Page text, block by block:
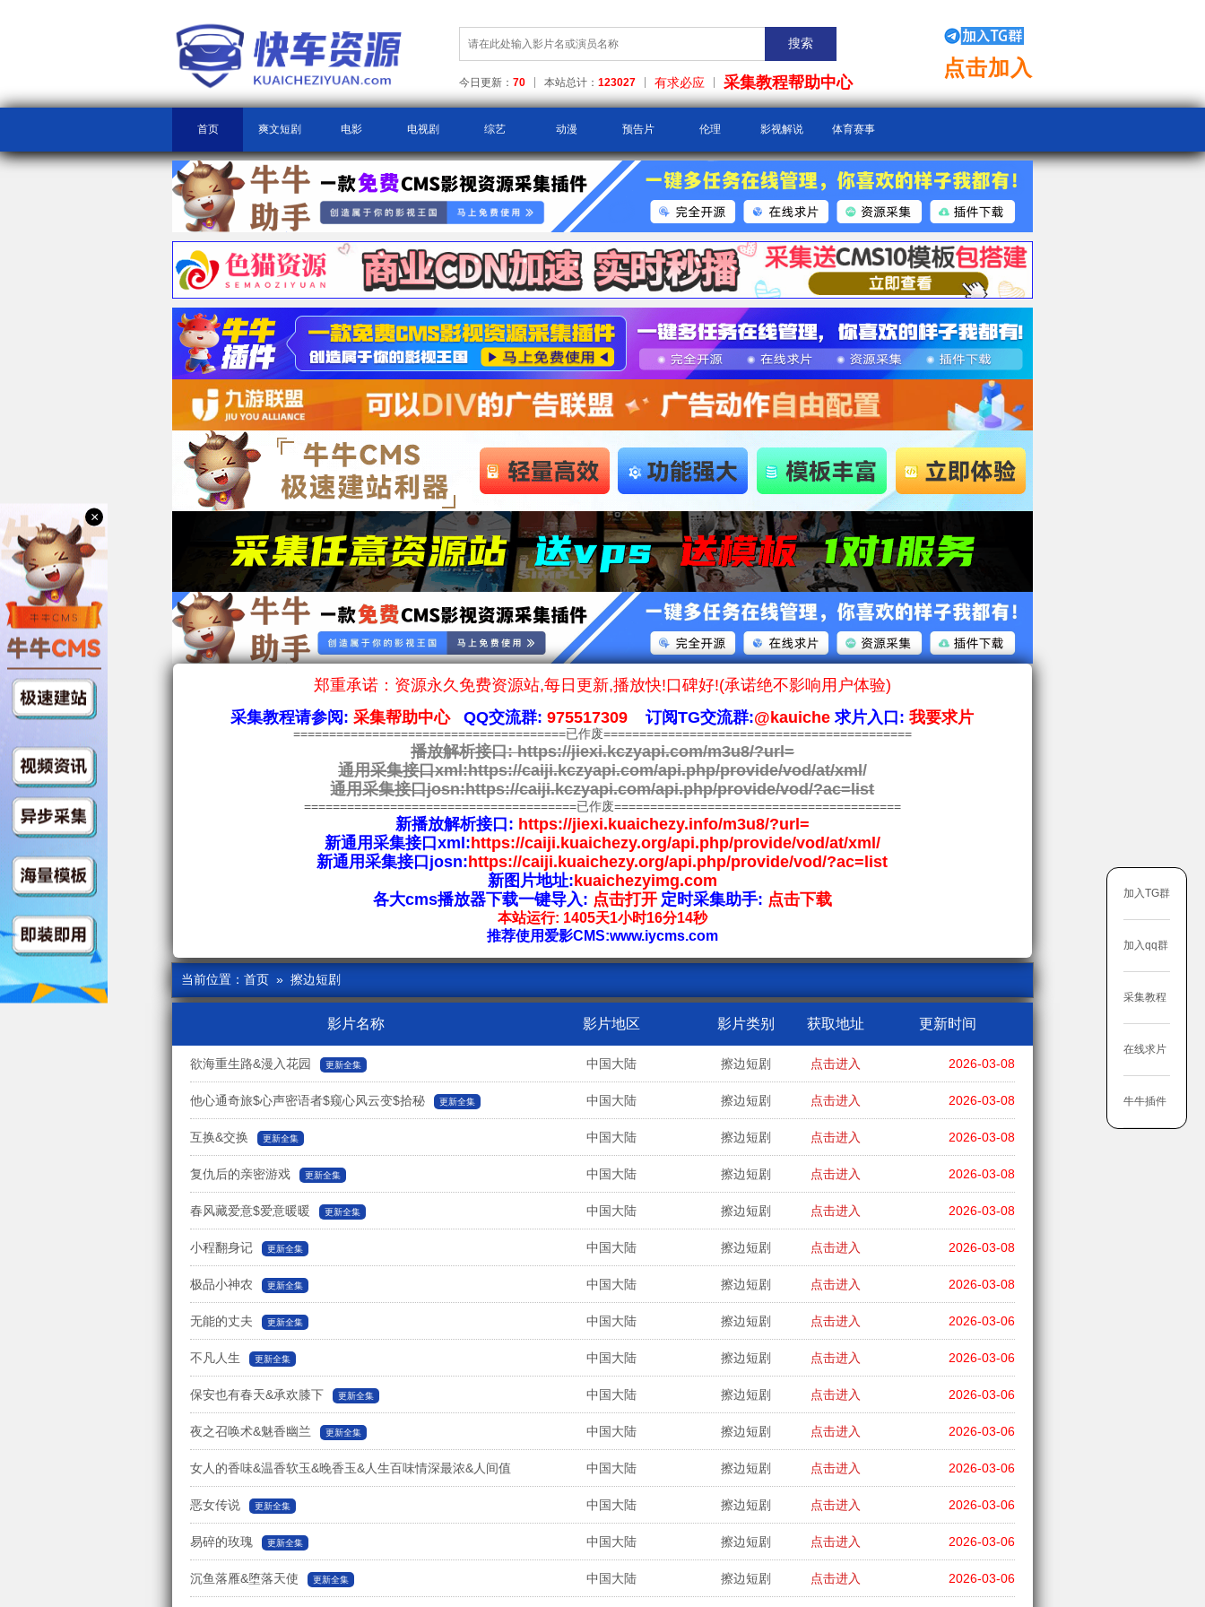
今日更新： 70 本站总计： 123027 有求必应 采集教程帮助中心
点击加入
首页 爽文短剧 电影 电视剧 综艺 动漫 预告片 伦理 影视解说 体育赛事
郑重承诺：资源永久免费资源站,每日更新,播放快!口碑好!(承诺绝不影响用户体验)
采集教程请参阅: 采集帮助中心 QQ交流群: 975517309 订阅TG交流群:@kauiche 求片入口:我要求片
======================================已作废===========================================
播放解析接口:https://jiexi.kczyapi.com/m3u8/?url=
通用采集接口xml:https://caiji.kczyapi.com/api.php/provide/vod/at/xml/
通用采集接口josn:https://caiji.kczyapi.com/api.php/provide/vod/?ac=list
======================================已作废========================================
新播放解析接口: https://jiexi.kuaichezy.info/m3u8/?url=
新通用采集接口xml: https://caiji.kuaichezy.org/api.php/provide/vod/at/xml/
新通用采集接口josn: https://caiji.kuaichezy.org/api.php/provide/vod/?ac=list
新图片地址: kuaichezyimg.com
各大cms播放器下载一键导入: 点击打开 定时采集助手: 点击下载
本站运行: 1405天1小时16分14秒
推荐使用爱影CMS:www.iycms.com
当前位置： 首页 » 擦边短剧
影片名称 影片地区 影片类别 获取地址 更新时间
欲海重生路&漫入花园 更新全集 中国大陆 擦边短剧 点击进入 2026-03-08
他心通奇旅$心声密语者$窥心风云变$拾秘 更新全集 中国大陆 擦边短剧 点击进入 2026-03-08
互换&交换 更新全集 中国大陆 擦边短剧 点击进入 2026-03-08
复仇后的亲密游戏 更新全集 中国大陆 擦边短剧 点击进入 2026-03-08
春风藏爱意$爱意暖暖 更新全集 中国大陆 擦边短剧 点击进入 2026-03-08
小程翻身记 更新全集 中国大陆 擦边短剧 点击进入 2026-03-08
极品小神农 更新全集 中国大陆 擦边短剧 点击进入 2026-03-08
无能的丈夫 更新全集 中国大陆 擦边短剧 点击进入 2026-03-06
不凡人生 更新全集 中国大陆 擦边短剧 点击进入 2026-03-06
保安也有春天&承欢膝下 更新全集 中国大陆 擦边短剧 点击进入 2026-03-06
夜之召唤术&魅香幽兰 更新全集 中国大陆 擦边短剧 点击进入 2026-03-06
女人的香味&温香软玉&晚香玉&人生百味情深最浓&人间值
得 更新全集
中国大陆 擦边短剧 点击进入 2026-03-06
恶女传说 更新全集 中国大陆 擦边短剧 点击进入 2026-03-06
易碎的玫瑰 更新全集 中国大陆 擦边短剧 点击进入 2026-03-06
沉鱼落雁&堕落天使 更新全集 中国大陆 擦边短剧 点击进入 2026-03-06
加入TG群
加入qq群
采集教程
在线求片
牛牛插件
×